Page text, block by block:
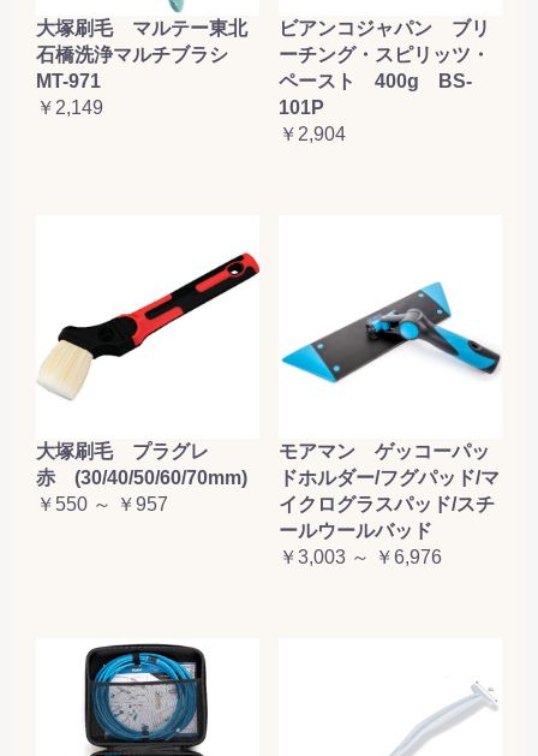
大塚刷毛 マルテー東北
石橋洗浄マルチブラシ
MT-971
￥2,149
ビアンコジャパン ブリ
ーチング・スピリッツ・
ペースト 400g BS-
101P
￥2,904
大塚刷毛 プラグレ
赤 (30/40/50/60/70mm)
￥550 ～ ￥957
モアマン ゲッコーパッ
ドホルダー/フグパッド/マ
イクログラスパッド/スチ
ールウールバッド
￥3,003 ～ ￥6,976